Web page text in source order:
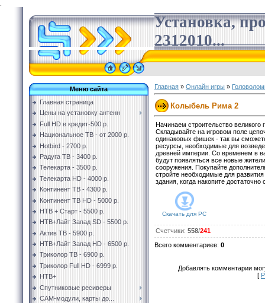
Установка,
2312010...
Меню сайта
Главная страница
Цены на установку антенн
Full HD в кредит-500 р.
Национальное ТВ - от 2000 р.
Hotbird - 2700 р.
Радуга ТВ - 3400 р.
Телекарта - 3500 р.
Телекарта HD - 4000 р.
Континент ТВ - 4300 р.
Континент ТВ HD - 5000 р.
НТВ + Старт - 5500 р.
НТВ+Лайт Запад SD - 5500 р.
Актив ТВ - 5900 р.
НТВ+Лайт Запад HD - 6500 р.
Триколор ТВ - 6900 р.
Триколор Full HD - 6999 р.
НТВ+
Спутниковые ресиверы
CAM-модули, карты до...
Главная » Онлайн игры »
Колыбель Рима 2
Начинаем строительство великого
Складывайте на игровом поле
одинаковых фишек - так вы
ресурсы, необходимые для
древней империи. Со временем в
будут появляться все новые
сооружения. Покупайте
стройте необходимые для
здания, когда накопите достаточно
Скачать для PC
Счетчики: 558/241
Всего комментариев: 0
Добавлять комментарии
[